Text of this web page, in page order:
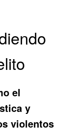
el
y
violentos